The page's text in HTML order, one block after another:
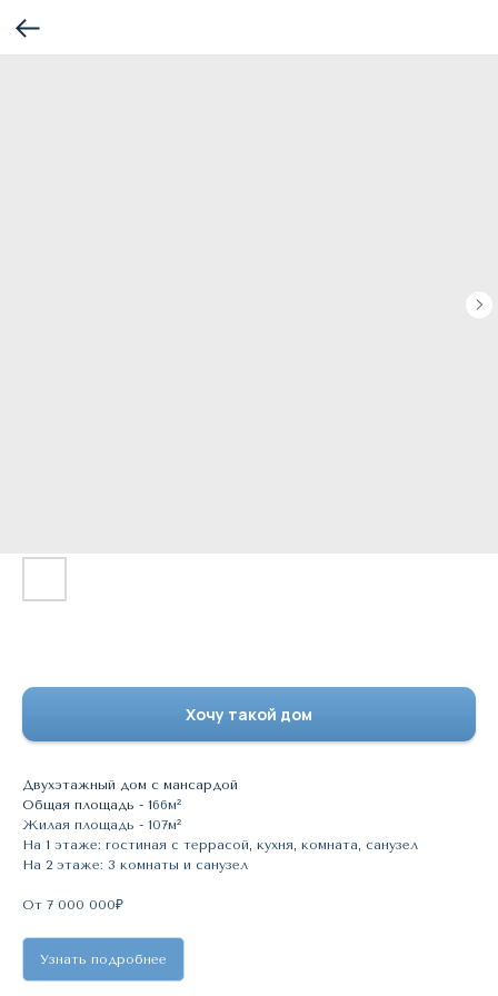
Хочу такой дом
Двухэтажный дом с мансардой
Общая площадь - 166м²
Жилая площадь - 107м²
На 1 этаже: гостиная с террасой, кухня, комната, санузел
На 2 этаже: 3 комнаты и санузел
От 7 000 000₽
Узнать подробнее